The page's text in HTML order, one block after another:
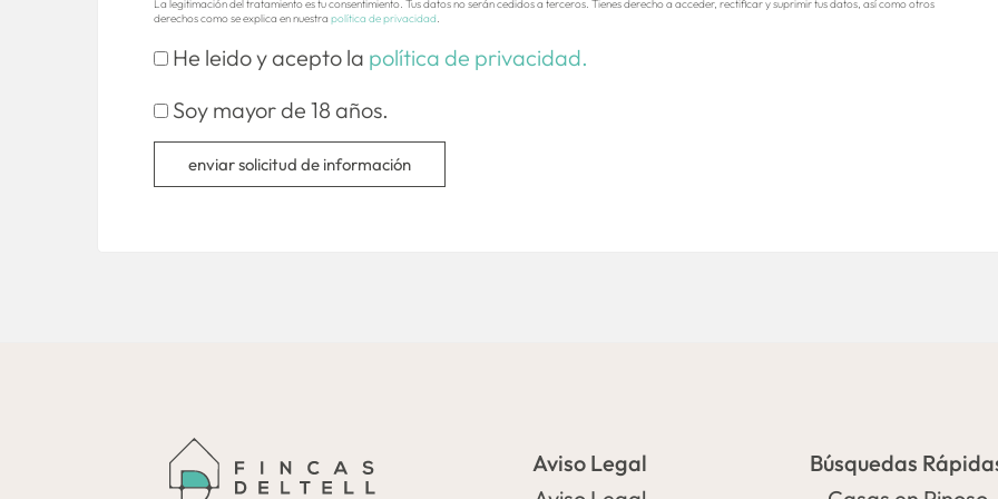
La legitimación del tratamiento es tu consentimiento. Tus datos no serán cedidos a terceros. Tienes derecho a acceder, rectificar y suprimir tus datos, así como otros
derechos como se explica en nuestra política de privacidad.
He leido y acepto la política de privacidad.
Soy mayor de 18 años.
enviar solicitud de información
Aviso Legal
Búsquedas